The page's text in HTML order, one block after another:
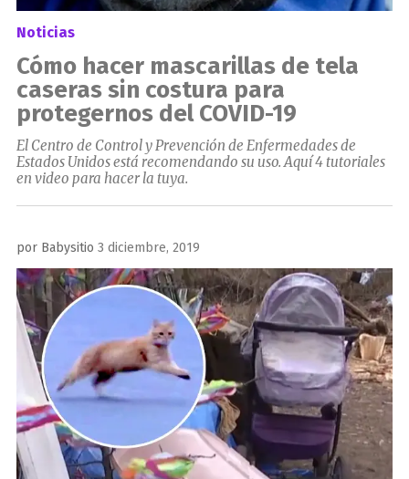
Noticias
Cómo hacer mascarillas de tela
caseras sin costura para
protegernos del COVID-19
El Centro de Control y Prevención de Enfermedades de
Estados Unidos está recomendando su uso. Aquí 4 tutoriales
en video para hacer la tuya.
por Babysitio Publicado
el
3 diciembre, 2019